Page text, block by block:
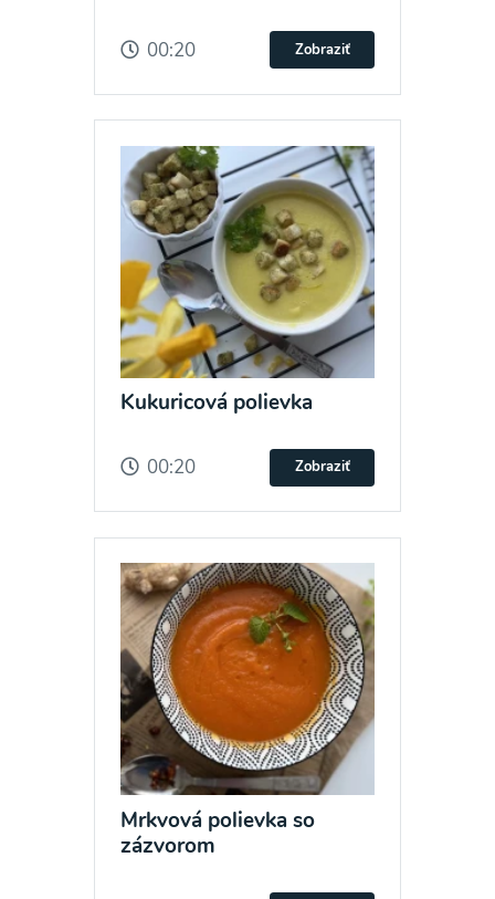
00:20 Zobraziť
Kukuricová polievka
00:20 Zobraziť
Mrkvová polievka so
zázvorom